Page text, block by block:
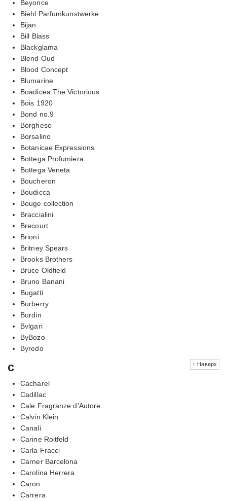
Beyonce
Biehl Parfumkunstwerke
Bijan
Bill Blass
Blackglama
Blend Oud
Blood Concept
Blumarine
Boadicea The Victorious
Bois 1920
Bond no.9
Borghese
Borsalino
Botanicae Expressions
Bottega Profumiera
Bottega Veneta
Boucheron
Boudicca
Bouge collection
Braccialini
Brecourt
Brioni
Britney Spears
Brooks Brothers
Bruce Oldfield
Bruno Banani
Bugatti
Burberry
Burdin
Bvlgari
ByBozo
Byredo
↑ Наверх
c
Cacharel
Cadillac
Cale Fragranze d’Autore
Calvin Klein
Canali
Carine Roitfeld
Carla Fracci
Carner Barcelona
Carolina Herrera
Caron
Carrera